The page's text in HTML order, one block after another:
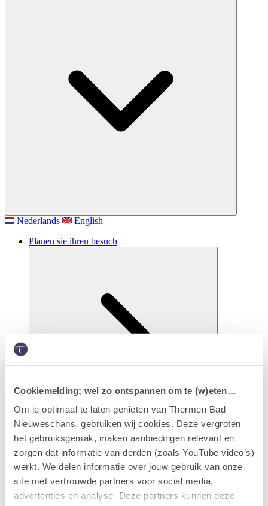
Cookiemelding; wel zo ontspannen om te (w)eten…
Om je optimaal te laten genieten van Thermen Bad
Nieuweschans, gebruiken wij cookies. Deze vergroten
het gebruiksgemak, maken aanbiedingen relevant en
zorgen dat informatie van derden (zoals YouTube video’s)
werkt. We delen informatie over jouw gebruik van onze
site met vertrouwde partners voor social media,
advertenties en analyse. Deze partners kunnen deze
Nederlands
English
Planen sie ihren besuch
Eintritt & arrangements